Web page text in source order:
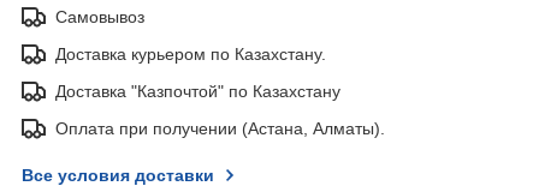
Самовывоз
Доставка курьером по Казахстану.
Доставка "Казпочтой" по Казахстану
Оплата при получении (Астана, Алматы).
Все условия доставки